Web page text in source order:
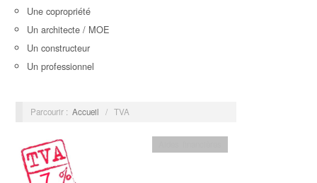
Une copropriété
Un architecte / MOE
Un constructeur
Un professionnel
Parcourir : Accueil / TVA